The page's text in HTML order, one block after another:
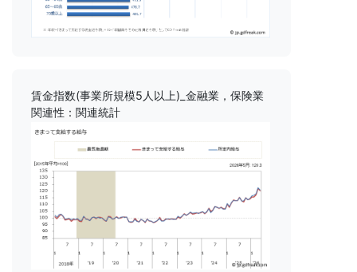
賃金指数(事業所規模5人以上)_金融業，保険業
関連性：関連統計